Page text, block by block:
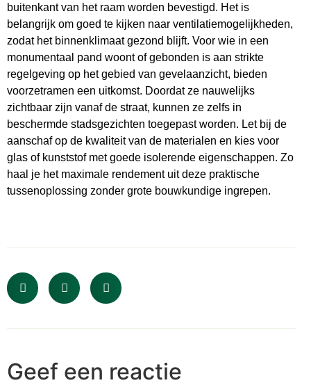
buitenkant van het raam worden bevestigd. Het is
belangrijk om goed te kijken naar ventilatiemogelijkheden,
zodat het binnenklimaat gezond blijft. Voor wie in een
monumentaal pand woont of gebonden is aan strikte
regelgeving op het gebied van gevelaanzicht, bieden
voorzetramen een uitkomst. Doordat ze nauwelijks
zichtbaar zijn vanaf de straat, kunnen ze zelfs in
beschermde stadsgezichten toegepast worden. Let bij de
aanschaf op de kwaliteit van de materialen en kies voor
glas of kunststof met goede isolerende eigenschappen. Zo
haal je het maximale rendement uit deze praktische
tussenoplossing zonder grote bouwkundige ingrepen.
Geef een reactie